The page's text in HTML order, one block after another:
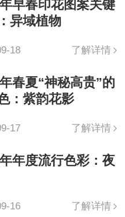
早春印花图案关键
异域植物
18 了解详情
春夏“神秘高贵”的
：紫韵花影
17 了解详情
年度流行色彩：夜
16 了解详情